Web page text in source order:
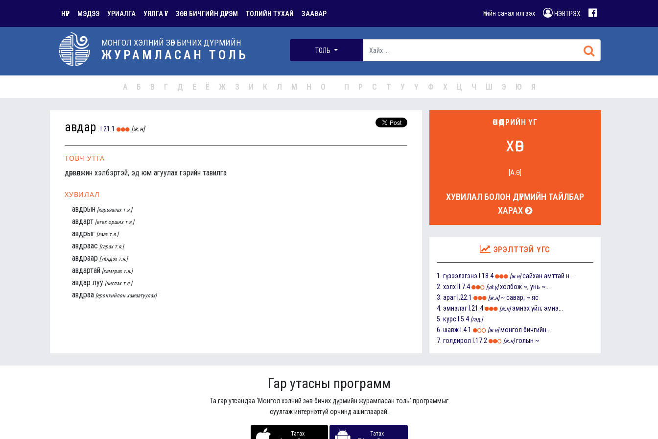
НҮҮР МЭДЭЭ УРИАЛГА УЯЛГА ҮГ ЗӨВ БИЧГИЙН ДҮРЭМ ТОЛИЙН ТУХАЙ ЗААВАР Үгийн санал илгээх НЭВТРЭХ
МОНГОЛ ХЭЛНИЙ ЗӨВ БИЧИХ ДҮРМИЙН
ЖУРАМЛАСАН ТОЛЬ ТОЛЬ
А Б В Г Д Е Ё Ж З И К Л М Н О П Р С Т У Ү Ф Х Ц Ч Ш Э Ю Я
авдар I.21.1 [ж.н]
ТОВЧ УТГА
дөрвөлжин хэлбэртэй, эд юм агуулах гэрийн тавилга
ХУВИЛАЛ
авдрын [харьяалах т.я.]
авдарт [өгөх орших т.я.]
авдрыг [заах т.я.]
авдраас [гарах т.я.]
авдраар [үйлдэх т.я.]
авдартай [хамтрах т.я.]
авдар луу [чиглэх т.я.]
авдраа [ерөнхийлөн хамаатуулах]
ӨНӨӨДРИЙН ҮГ
хөв
[А.Ө]
ХУВИЛАЛ БОЛОН ДҮРМИЙН ТАЙЛБАР
ХАРАХ
ЭРЭЛТТЭЙ ҮГС
1. гүзээлзгэнэ I.18.4 [ж.н] сайхан амттай н...
2. хэлх II.7.4 [үй.ү] холбож ~, унь ~...
3. араг I.22.1 [ж.н] ~ савар; ~ яс
4. эмнэлэг I.21.4 [ж.н] эмнэх үйл; эмнэ...
5. курс I.5.4 [гад.]
6. шавж I.4.1 [ж.н] монгол бичгийн ...
7. голдирол I.17.2 [ж.н] голын ~
Гар утасны программ
Та гар утсандаа ‘Монгол хэлний зөв бичих дүрмийн журамласан толь’ программыг
суулгаж интернэтгүй орчинд ашиглаарай.
Татах Татах